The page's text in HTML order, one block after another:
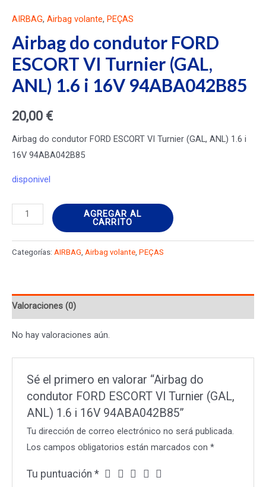
AIRBAG, Airbag volante, PEÇAS
Airbag do condutor FORD
ESCORT VI Turnier (GAL,
ANL) 1.6 i 16V 94ABA042B85
20,00 €
Airbag do condutor FORD ESCORT VI Turnier (GAL, ANL) 1.6 i
16V 94ABA042B85
disponivel
Airbag
do
condutor
FORD
Turnier
ANL)
94ABA042B85
cantidad
AGREGAR AL
CARRITO
Categorías: AIRBAG Airbag volante PEÇAS
Valoraciones (0)
No hay valoraciones aún.
Sé el primero en valorar “Airbag do
condutor FORD ESCORT VI Turnier (GAL,
ANL) 1.6 i 16V 94ABA042B85”
Tu dirección de correo electrónico no será publicada.
Los campos obligatorios están marcados con*
Tu puntuación*